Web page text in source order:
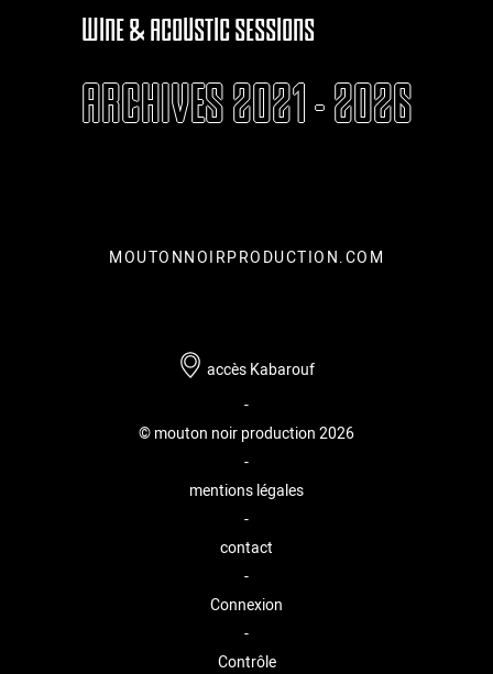
WINE & ACOUSTIC SESSIONS
ARCHIVES 2021 - 2026
MOUTONNOIRPRODUCTION.COM
accès Kabarouf
-
© mouton noir production 2026
-
mentions légales
-
contact
-
Connexion
-
Contrôle